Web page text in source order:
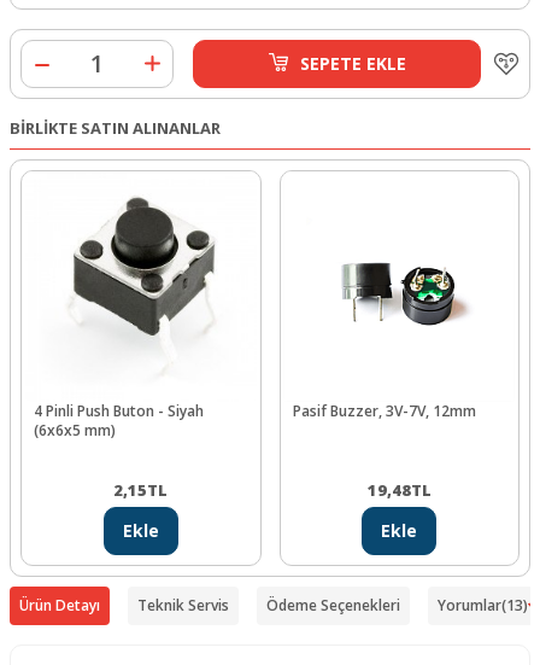
SEPETE EKLE
BİRLİKTE SATIN ALINANLAR
4 Pinli Push Buton - Siyah
(6x6x5 mm)
2,15TL
Ekle
Pasif Buzzer, 3V-7V, 12mm
19,48TL
Ekle
Ürün Detayı Teknik Servis Ödeme Seçenekleri Yorumlar(13)